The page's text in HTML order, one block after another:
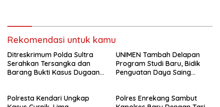
Rekomendasi untuk kamu
Ditreskrimum Polda Sultra
Serahkan Tersangka dan
Barang Bukti Kasus Dugaan
Kejaksaan
UNIMEN Tambah Delapan
Program Studi Baru, Bidik
Penguatan Daya Saing
Polresta Kendari Ungkap
Polres Enrekang Sambut